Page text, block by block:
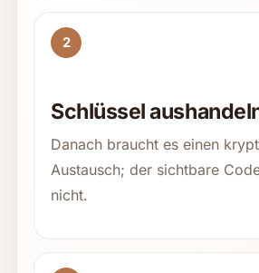
2
Schlüssel
Danach braucht es einen
Austausch; der sichtbare
nicht.